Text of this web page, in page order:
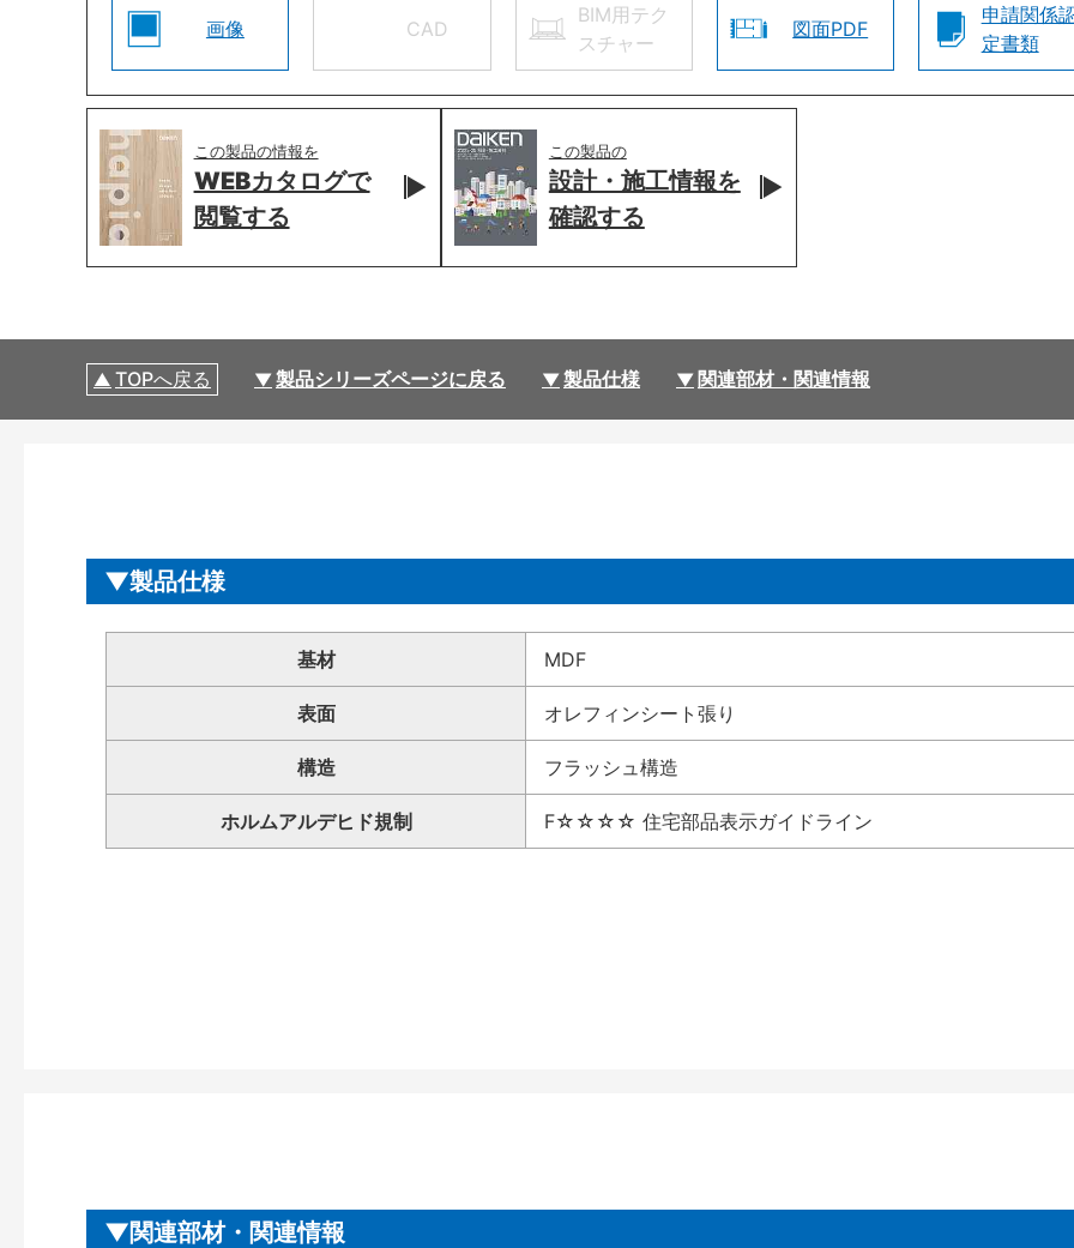
画像 CAD
BIM用テク
スチャー
図面PDF
申請関係
定書類
この製品の情報を
WEBカタログで
閲覧する
この製品の
設計・施工情報を
確認する
TOPへ戻る 製品シリーズページに戻る 製品仕様 関連部材・関連情報
製品仕様
基材 MDF
表面 オレフィンシート張り
構造 フラッシュ構造
ホルムアルデヒド規制 F☆☆☆☆ 住宅部品表示ガイドライン
関連部材・関連情報